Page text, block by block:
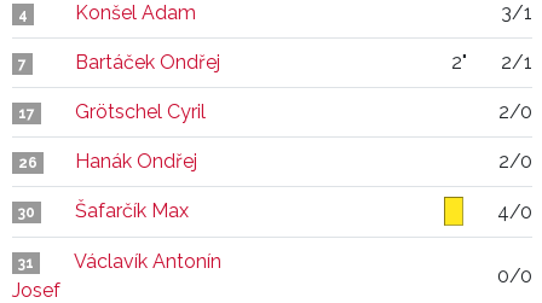
4 Konšel Adam 3/1
7 Bartáček Ondřej 2" 2/1
17 Grötschel Cyril 2/0
26 Hanák Ondřej 2/0
30 Šafarčík Max 4/0
31
Václavík Antonín
Josef
0/0